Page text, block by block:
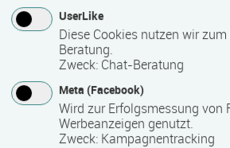
auf der Internetseite des
Themengebiet
Allgemeine Bildung
UserLike
Diese Cookies nutzen wir
Beratung.
Zweck: Chat-Beratung
Meta (Facebook)
Wird zur Erfolgsmessung von
Werbeanzeigen genutzt.
Zweck: Kampagnentracking